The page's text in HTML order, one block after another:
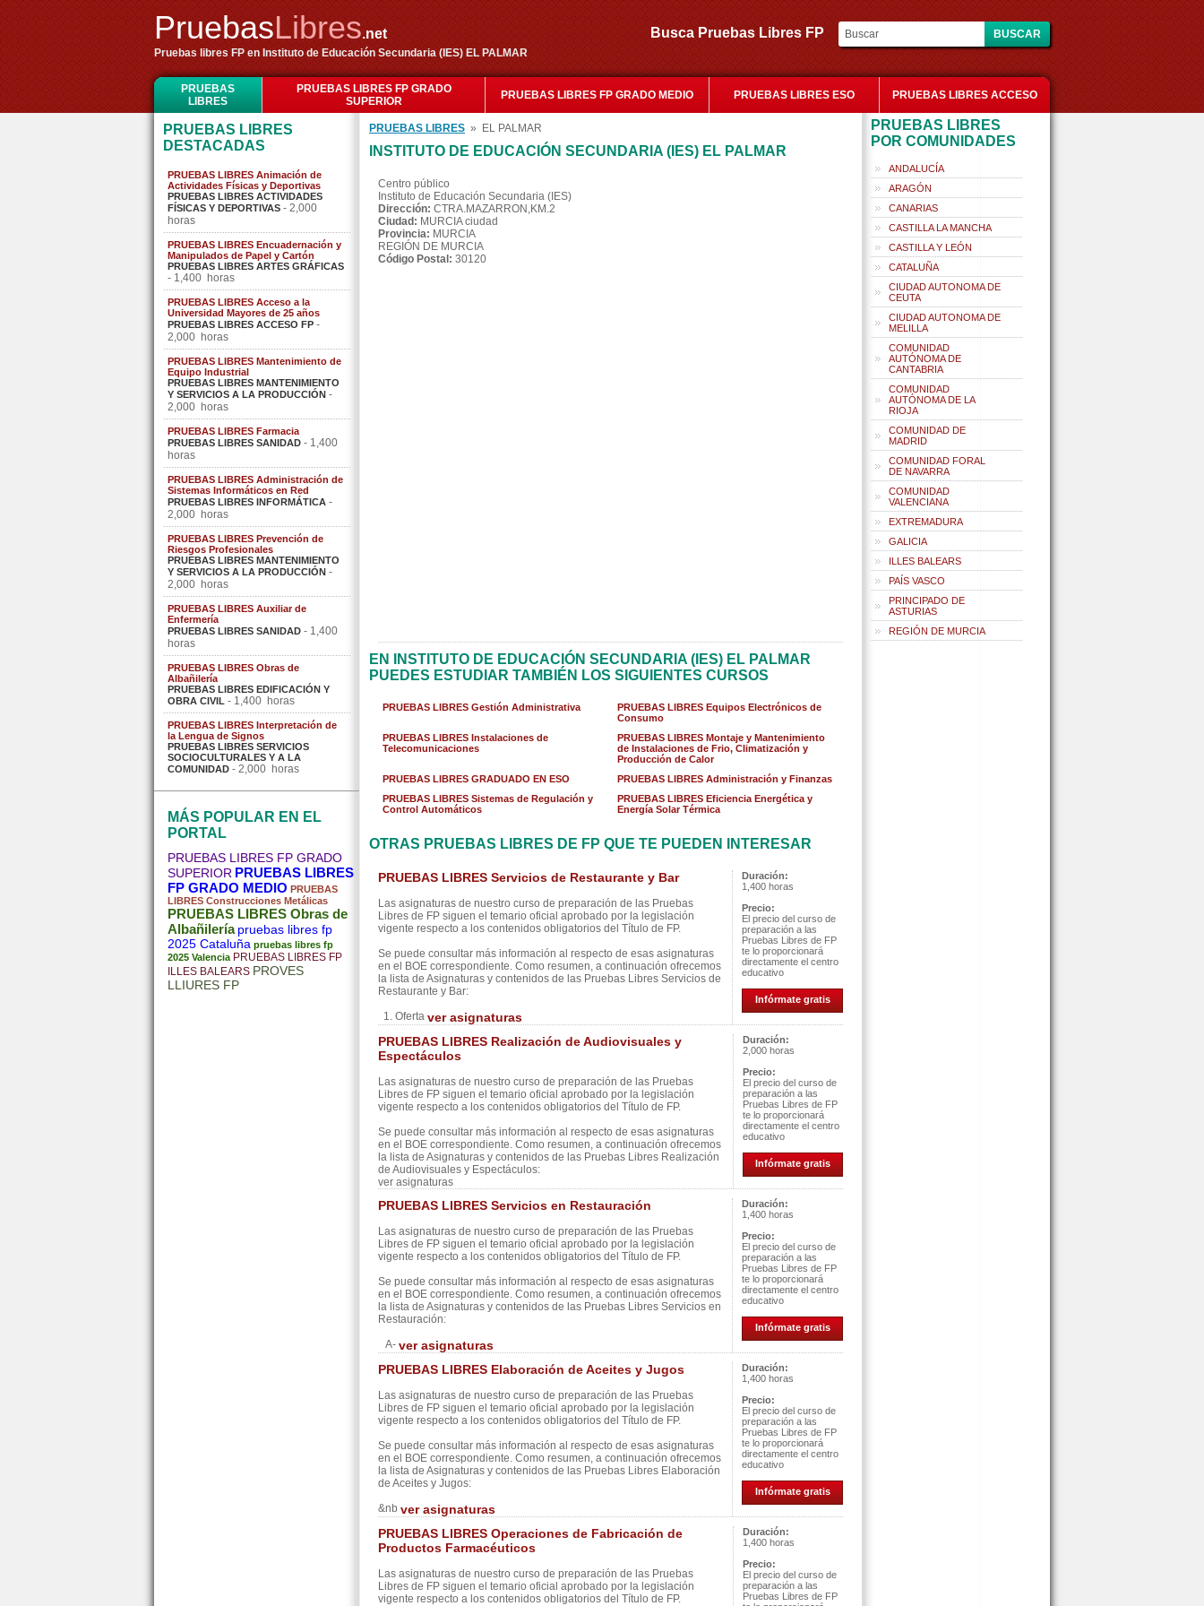
PruebasLibres.net
Pruebas libres FP en Instituto de Educación Secundaria (IES) EL PALMAR
Busca Pruebas Libres FP
PRUEBAS
LIBRES
PRUEBAS LIBRES FP GRADO
SUPERIOR
PRUEBAS LIBRES FP GRADO MEDIO PRUEBAS LIBRES ESO PRUEBAS LIBRES ACCESO
PRUEBAS LIBRES
DESTACADAS
PRUEBAS LIBRES Animación de
Actividades Físicas y Deportivas
PRUEBAS LIBRES ACTIVIDADES
FÍSICAS Y DEPORTIVAS - 2,000
horas
PRUEBAS LIBRES Encuadernación y
Manipulados de Papel y Cartón
PRUEBAS LIBRES ARTES GRÁFICAS
- 1,400 horas
PRUEBAS LIBRES Acceso a la
Universidad Mayores de 25 años
PRUEBAS LIBRES ACCESO FP -
2,000 horas
PRUEBAS LIBRES Mantenimiento de
Equipo Industrial
PRUEBAS LIBRES MANTENIMIENTO
Y SERVICIOS A LA PRODUCCIÓN -
2,000 horas
PRUEBAS LIBRES Farmacia
PRUEBAS LIBRES SANIDAD - 1,400
horas
PRUEBAS LIBRES Administración de
Sistemas Informáticos en Red
PRUEBAS LIBRES INFORMÁTICA -
2,000 horas
PRUEBAS LIBRES Prevención de
Riesgos Profesionales
PRUEBAS LIBRES MANTENIMIENTO
Y SERVICIOS A LA PRODUCCIÓN -
2,000 horas
PRUEBAS LIBRES Auxiliar de
Enfermería
PRUEBAS LIBRES SANIDAD - 1,400
horas
PRUEBAS LIBRES Obras de
Albañilería
PRUEBAS LIBRES EDIFICACIÓN Y
OBRA CIVIL - 1,400 horas
PRUEBAS LIBRES Interpretación de
la Lengua de Signos
PRUEBAS LIBRES SERVICIOS
SOCIOCULTURALES Y A LA
COMUNIDAD - 2,000 horas
MÁS POPULAR EN EL
PORTAL
PRUEBAS LIBRES FP GRADO
SUPERIOR PRUEBAS LIBRES
FP GRADO MEDIO PRUEBAS
LIBRES Construcciones Metálicas
PRUEBAS LIBRES Obras de
Albañilería pruebas libres fp
2025 Cataluña pruebas libres fp
2025 Valencia PRUEBAS LIBRES FP
ILLES BALEARS PROVES
LLIURES FP
PRUEBAS LIBRES » EL PALMAR
INSTITUTO DE EDUCACIÓN SECUNDARIA (IES) EL PALMAR
Centro público
Instituto de Educación Secundaria (IES)
Dirección: CTRA.MAZARRON,KM.2
Ciudad: MURCIA ciudad
Provincia: MURCIA
REGIÓN DE MURCIA
Código Postal: 30120
EN INSTITUTO DE EDUCACIÓN SECUNDARIA (IES) EL PALMAR
PUEDES ESTUDIAR TAMBIÉN LOS SIGUIENTES CURSOS
PRUEBAS LIBRES Gestión Administrativa
PRUEBAS LIBRES Equipos Electrónicos de
Consumo
PRUEBAS LIBRES Instalaciones de
Telecomunicaciones
PRUEBAS LIBRES Montaje y Mantenimiento
de Instalaciones de Frio, Climatización y
Producción de Calor
PRUEBAS LIBRES GRADUADO EN ESO
PRUEBAS LIBRES Administración y Finanzas
PRUEBAS LIBRES Sistemas de Regulación y
Control Automáticos
PRUEBAS LIBRES Eficiencia Energética y
Energía Solar Térmica
OTRAS PRUEBAS LIBRES DE FP QUE TE PUEDEN INTERESAR
PRUEBAS LIBRES Servicios de Restaurante y Bar
Las asignaturas de nuestro curso de preparación de las Pruebas
Libres de FP siguen el temario oficial aprobado por la legislación
vigente respecto a los contenidos obligatorios del Título de FP.
Se puede consultar más información al respecto de esas asignaturas
en el BOE correspondiente. Como resumen, a continuación ofrecemos
la lista de Asignaturas y contenidos de las Pruebas Libres Servicios de
Restaurante y Bar:
1. Oferta ver asignaturas
Duración:
1,400 horas
Precio:
El precio del curso de
preparación a las
Pruebas Libres de FP
te lo proporcionará
directamente el centro
educativo
Infórmate gratis
PRUEBAS LIBRES Realización de Audiovisuales y
Espectáculos
Las asignaturas de nuestro curso de preparación de las Pruebas
Libres de FP siguen el temario oficial aprobado por la legislación
vigente respecto a los contenidos obligatorios del Título de FP.
Se puede consultar más información al respecto de esas asignaturas
en el BOE correspondiente. Como resumen, a continuación ofrecemos
la lista de Asignaturas y contenidos de las Pruebas Libres Realización
de Audiovisuales y Espectáculos:
ver asignaturas
Duración:
2,000 horas
Precio:
El precio del curso de
preparación a las
Pruebas Libres de FP
te lo proporcionará
directamente el centro
educativo
Infórmate gratis
PRUEBAS LIBRES Servicios en Restauración
Las asignaturas de nuestro curso de preparación de las Pruebas
Libres de FP siguen el temario oficial aprobado por la legislación
vigente respecto a los contenidos obligatorios del Título de FP.
Se puede consultar más información al respecto de esas asignaturas
en el BOE correspondiente. Como resumen, a continuación ofrecemos
la lista de Asignaturas y contenidos de las Pruebas Libres Servicios en
Restauración:
A- ver asignaturas
Duración:
1,400 horas
Precio:
El precio del curso de
preparación a las
Pruebas Libres de FP
te lo proporcionará
directamente el centro
educativo
Infórmate gratis
PRUEBAS LIBRES Elaboración de Aceites y Jugos
Las asignaturas de nuestro curso de preparación de las Pruebas
Libres de FP siguen el temario oficial aprobado por la legislación
vigente respecto a los contenidos obligatorios del Título de FP.
Se puede consultar más información al respecto de esas asignaturas
en el BOE correspondiente. Como resumen, a continuación ofrecemos
la lista de Asignaturas y contenidos de las Pruebas Libres Elaboración
de Aceites y Jugos:
&nb ver asignaturas
Duración:
1,400 horas
Precio:
El precio del curso de
preparación a las
Pruebas Libres de FP
te lo proporcionará
directamente el centro
educativo
Infórmate gratis
PRUEBAS LIBRES Operaciones de Fabricación de
Productos Farmacéuticos
Las asignaturas de nuestro curso de preparación de las Pruebas
Libres de FP siguen el temario oficial aprobado por la legislación
vigente respecto a los contenidos obligatorios del Título de FP.
Duración:
1,400 horas
Precio:
El precio del curso de
preparación a las
Pruebas Libres de FP
PRUEBAS LIBRES
POR COMUNIDADES
ANDALUCÍA
ARAGÓN
CANARIAS
CASTILLA LA MANCHA
CASTILLA Y LEÓN
CATALUÑA
CIUDAD AUTONOMA DE
CEUTA
CIUDAD AUTONOMA DE
MELILLA
COMUNIDAD
AUTÓNOMA DE
CANTABRIA
COMUNIDAD
AUTÓNOMA DE LA
RIOJA
COMUNIDAD DE
MADRID
COMUNIDAD FORAL
DE NAVARRA
COMUNIDAD
VALENCIANA
EXTREMADURA
GALICIA
ILLES BALEARS
PAÍS VASCO
PRINCIPADO DE
ASTURIAS
REGIÓN DE MURCIA